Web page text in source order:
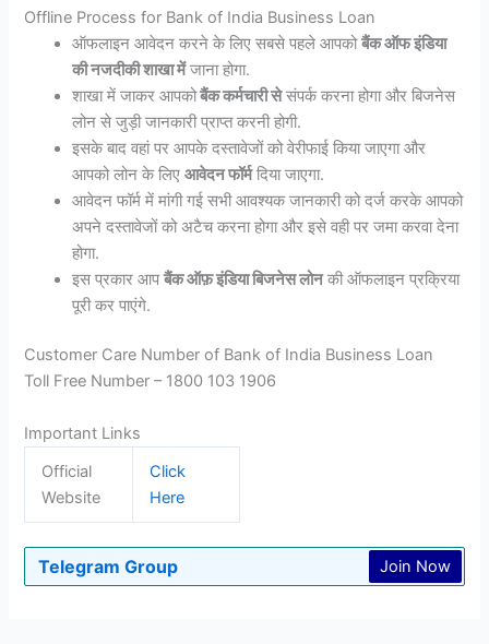
Offline Process for Bank of India Business Loan
ऑफलाइन आवेदन करने के लिए सबसे पहले आपकोबैंक ऑफ इंडिया
की नजदीकी शाखा मेंजाना होगा.
शाखा में जाकर आपकोबैंक कर्मचारी सेसंपर्क करना होगा और बिजनेस
लोन से जुड़ी जानकारी प्राप्त करनी होगी.
इसके बाद वहां पर आपके दस्तावेजों को वेरीफाई किया जाएगा और
आपको लोन के लिएआवेदन फॉर्मदिया जाएगा.
आवेदन फॉर्म में मांगी गई सभी आवश्यक जानकारी को दर्ज करके आपको
अपने दस्तावेजों को अटैच करना होगा और इसे वही पर जमा करवा देना
होगा.
इस प्रकार आपबैंक ऑफ़ इंडिया बिजनेस लोनकी ऑफलाइन प्रक्रिया
पूरी कर पाएंगे.
Customer Care Number of Bank of India Business Loan
Toll Free Number – 1800 103 1906
Important Links
Official
Website
Click
Here
Telegram Group Join Now